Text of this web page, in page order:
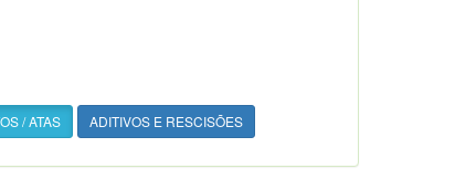
/ ATAS ADITIVOS E RESCISÕES